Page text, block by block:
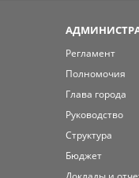
Регламент
Полномочия
Глава города
Руководство
Структура
Бюджет